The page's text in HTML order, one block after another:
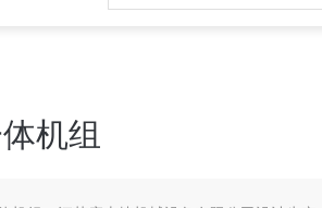
机组